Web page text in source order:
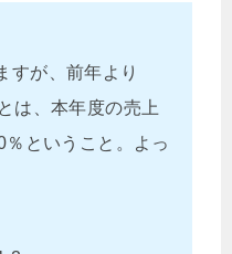
すが、前年より
は、本年度の売上
ということ。よっ